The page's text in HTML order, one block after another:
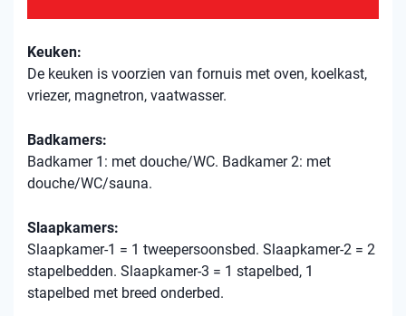
Keuken:
De keuken is voorzien van fornuis met oven, koelkast,
vriezer, magnetron, vaatwasser.
Badkamers:
Badkamer 1: met douche/WC. Badkamer 2: met
douche/WC/sauna.
Slaapkamers:
Slaapkamer-1 = 1 tweepersoonsbed. Slaapkamer-2 = 2
stapelbedden. Slaapkamer-3 = 1 stapelbed, 1
stapelbed met breed onderbed.